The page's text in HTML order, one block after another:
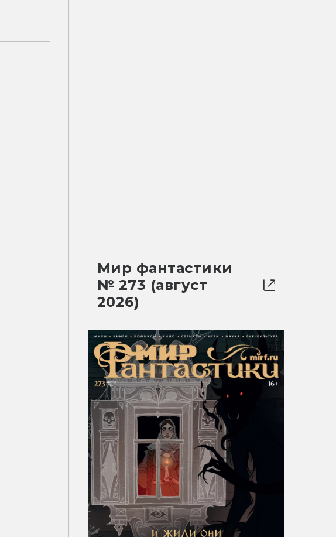
Мир фантастики
№ 273 (август
2026)